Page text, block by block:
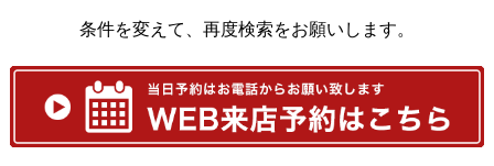
条件を変えて、再度検索をお願いします。